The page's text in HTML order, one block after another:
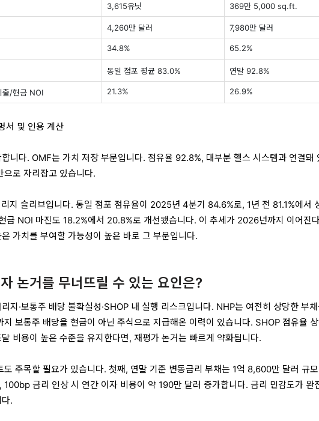
3,615유닛 369만 5,000 sq.ft.
4,260만 달러 7,980만 달러
34.8% 65.2%
동일 점포 평균 83.0% 연말 92.8%
출/현금 NOI 21.3% 26.9%
서 및 인용 계산
니다. OMF는 가치 저장 부문입니다. 점유율 92.8%, 대부분 헬스 시스템과 연결돼
으로 자리잡고 있습니다.
지 슬리브입니다. 동일 점포 점유율이 2025년 4분기 84.6%로, 1년 전 81.1%에서
금 NOI 마진도 18.2%에서 20.8%로 개선됐습니다. 이 추세가 2026년까지 이어진
가치를 부여할 가능성이 높은 바로 그 부문입니다.
논거를 무너뜨릴 수 있는 요인은?
지·보통주 배당 불확실성·SHOP 내 실행 리스크입니다. NHP는 여전히 상당한 부
지 보통주 배당을 현금이 아닌 주식으로 지급해온 이력이 있습니다. SHOP 점유율 상
비용이 높은 수준을 유지한다면, 재평가 논거는 빠르게 약화됩니다.
도 주목할 필요가 있습니다. 첫째, 연말 기준 변동금리 부채는 1억 8,600만 달러 규모
100bp 금리 인상 시 연간 이자 비용이 약 190만 달러 증가합니다. 금리 민감도가 완
.